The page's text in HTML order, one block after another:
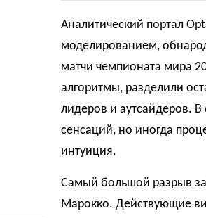
Аналитический портал
моделированием,
матчи чемпионата мира
алгоритмы, разделили
лидеров и аутсайдеров. В
сенсаций, но иногда
интуиция.
Самый большой разрыв
Марокко. Действующие